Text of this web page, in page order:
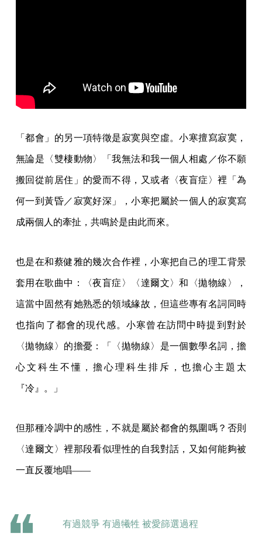
「都會」的另一項特徵是寂寞與空虛。小寒擅寫寂寞，
無論是〈雙棲動物〉「我無法和我一個人相處／你不願
搬回從前居住」的愛而不得，又或者〈夜盲症〉裡「為
何一到黃昏／寂寞好深」，小寒把屬於一個人的寂寞寫
成兩個人的牽扯，共鳴於是由此而來。
也是在和蔡健雅的幾次合作裡，小寒把自己的理工背景
套用在歌曲中：〈夜盲症〉〈達爾文〉和〈拋物線〉，
這當中固然有她熟悉的領域緣故，但這些專有名詞同時
也指向了都會的現代感。小寒曾在訪問中時提到對於
〈拋物線〉的擔憂：「〈拋物線〉是一個數學名詞，擔
心文科生不懂，擔心理科生排斥，也擔心主題太
『冷』。」
但那種冷調中的感性，不就是屬於都會的氛圍嗎？否則
〈達爾文〉裡那段看似理性的自我對話，又如何能夠被
一直反覆地唱——
有過競爭 有過犧牲 被愛篩選過程